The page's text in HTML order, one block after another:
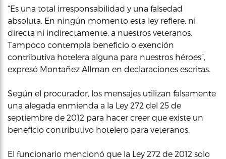
“Es una total irresponsabilidad y una falsedad
absoluta. En ningún momento esta ley refiere, ni
directa ni indirectamente, a nuestros veteranos.
Tampoco contempla beneficio o exención
contributiva hotelera alguna para nuestros héroes”,
expresó Montañez Allman en declaraciones escritas.
Según el procurador, los mensajes utilizan falsamente
una alegada enmienda a la Ley 272 del 25 de
septiembre de 2012 para hacer creer que existe un
beneficio contributivo hotelero para veteranos.
El funcionario mencionó que la Ley 272 de 2012 solo